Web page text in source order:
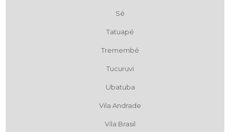
Sé
Tatuapé
Tremembé
Tucuruvi
Ubatuba
Vila Andrade
Vila Brasil